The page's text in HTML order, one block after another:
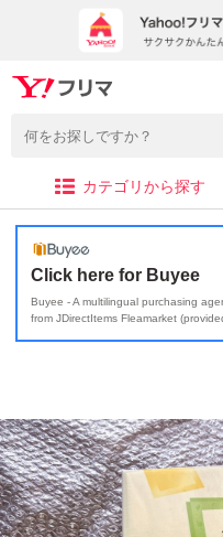
カテゴリから探す
Click here for Buyee
Buyee - A multilingual purchasing
from JDirectItems Fleamarket